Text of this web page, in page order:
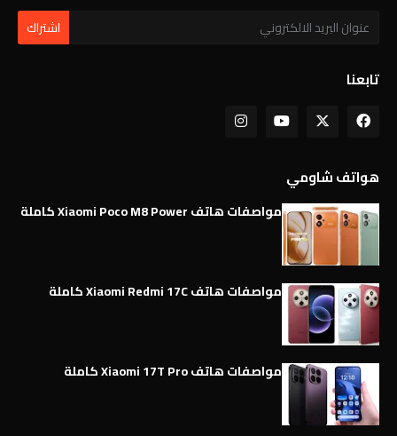
تابعنا
هواتف شاومي
مواصفات هاتف Xiaomi Poco M8 Power كاملة
مواصفات هاتف Xiaomi Redmi 17C كاملة
مواصفات هاتف Xiaomi 17T Pro كاملة